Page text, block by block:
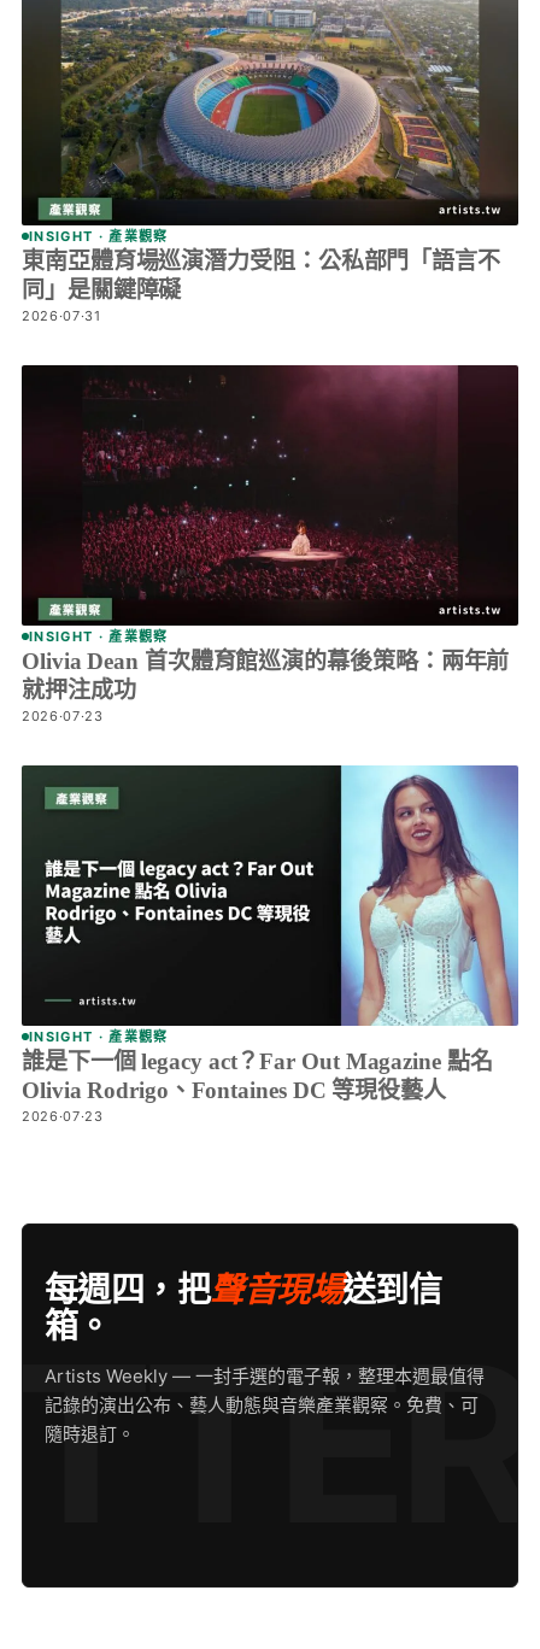
INSIGHT · 產業觀察
東南亞體育場巡演潛力受阻：公私部門「語言不
同」是關鍵障礙
2026·07·31
INSIGHT · 產業觀察
Olivia Dean 首次體育館巡演的幕後策略：兩年前
就押注成功
2026·07·23
INSIGHT · 產業觀察
誰是下一個 legacy act？Far Out Magazine 點名
Olivia Rodrigo、Fontaines DC 等現役藝人
2026·07·23
每週四，把聲音現場送到信
箱。
Artists Weekly — 一封手選的電子報，整理本週最值得
記錄的演出公布、藝人動態與音樂產業觀察。免費、可
隨時退訂。